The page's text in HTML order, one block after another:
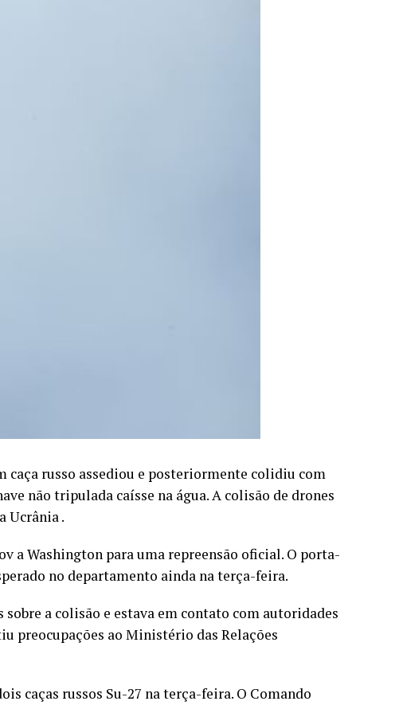
caça russo assediou e posteriormente colidiu com
não tripulada caísse na água. A colisão de drones
Ucrânia .
a Washington para uma repreensão oficial. O porta-
no departamento ainda na terça-feira.
a colisão e estava em contato com autoridades
preocupações ao Ministério das Relações
caças russos Su-27 na terça-feira. O Comando